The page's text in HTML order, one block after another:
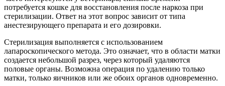
потребуется кошке для восстановления после наркоза при
стерилизации. Ответ на этот вопрос зависит от типа
анестезирующего препарата и его дозировки.
Стерилизация выполняется с использованием
лапароскопического метода. Это означает, что в области матки
создается небольшой разрез, через который удаляются
половые органы. Возможна операция по удалению только
матки, только яичников или же обоих органов одновременно.